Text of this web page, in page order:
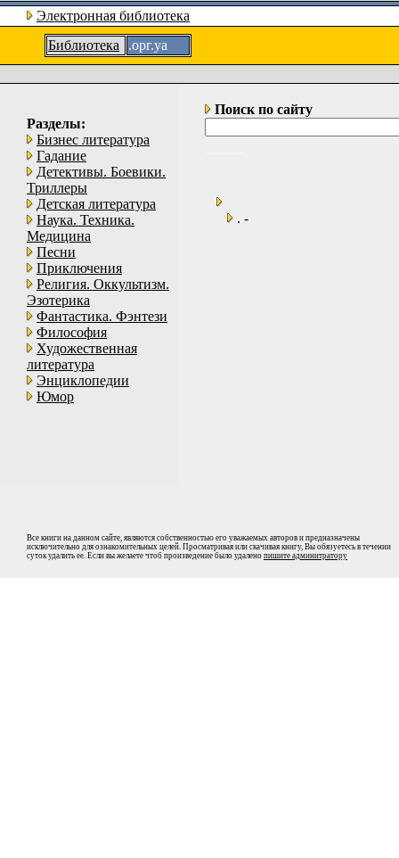
Электронная библиотека
Библиотека
.орг.уа
Разделы:
Бизнес литература
Гадание
Детективы. Боевики.
Триллеры
Детская литература
Наука. Техника.
Медицина
Песни
Приключения
Религия. Оккультизм.
Эзотерика
Фантастика. Фэнтези
Философия
Художественная
литература
Энциклопедии
Юмор
Поиск по сайту
. -
Все книги на данном сайте, являются собственностью его уважаемых авторов и предназначены
исключительно для ознакомительных целей. Просматривая или скачивая книгу, Вы обязуетесь в течении
суток удалить ее. Если вы желаете чтоб произведение было удалено пишите админитратору